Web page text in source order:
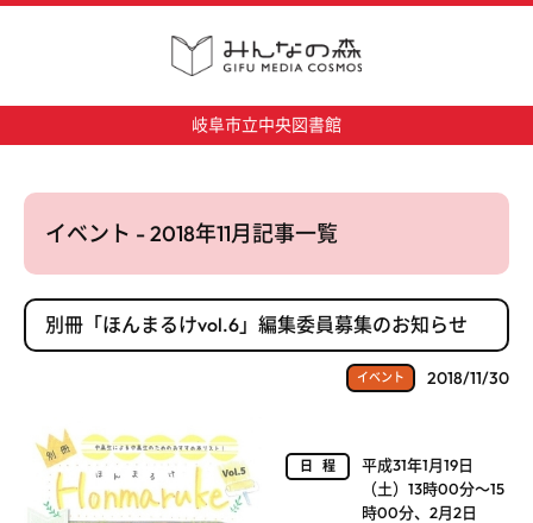
岐阜市立中央図書館
イベント - 2018年11月記事一覧
別冊「ほんまるけvol.6」編集委員募集のお知らせ
イベント 2018/11/30
日程
平成31年1月19日
（土）13時00分～15
時00分、2月2日